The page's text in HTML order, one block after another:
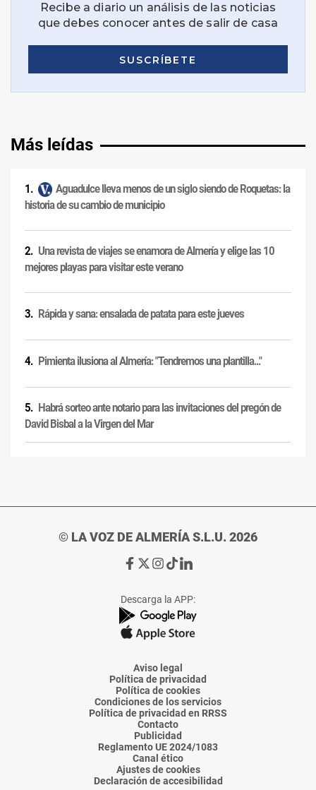
Más leídas
Aguadulce lleva menos de un siglo siendo de Roquetas: la
historia de su cambio de municipio
Una revista de viajes se enamora de Almería y elige las 10
mejores playas para visitar este verano
Rápida y sana: ensalada de patata para este jueves
Pimienta ilusiona al Almería: "Tendremos una plantilla..."
Habrá sorteo ante notario para las invitaciones del pregón de
David Bisbal a la Virgen del Mar
© LA VOZ DE ALMERÍA S.L.U. 2026
Ir
de
La
Voz
Almería
Ir
de
La
Voz
Almería
Ir
de
La
Voz
Almería
Ir
de
La
Voz
Almería
Ir
de
La
Voz
Descarga la APP:
Aviso legal
Política de privacidad
Política de cookies
Condiciones de los servicios
Política de privacidad en RRSS
Contacto
Publicidad
Reglamento UE 2024/1083
Canal ético
Ajustes de cookies
Declaración de accesibilidad